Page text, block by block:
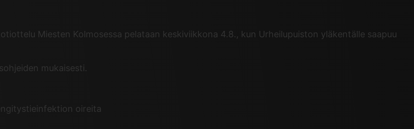
Miesten Kolmosessa pelataan keskiviikkona 4.8., kun Urheilupuiston yläkentälle saapuu
mukaisesti.
oireita